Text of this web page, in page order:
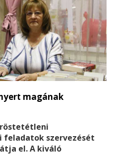
magának
feladatok szervezését
el. A kiváló